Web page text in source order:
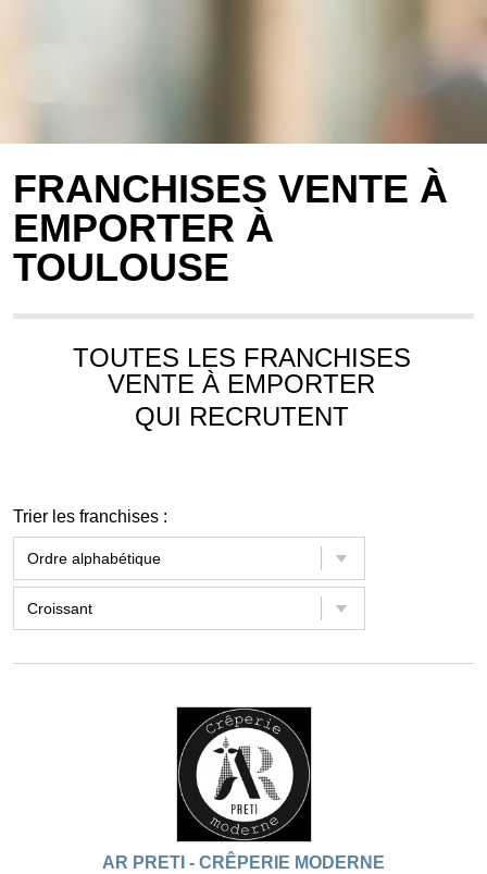
FRANCHISES VENTE À
EMPORTER À
TOULOUSE
TOUTES LES FRANCHISES
VENTE À EMPORTER
QUI RECRUTENT
Trier les franchises :
AR PRETI - CRÊPERIE MODERNE